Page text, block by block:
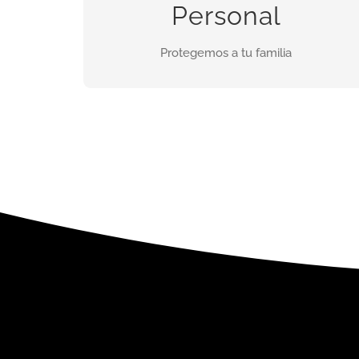
Personal
Protegemos a tu familia
Discreto, funcional y con la mejor tecnologia
INFORMES